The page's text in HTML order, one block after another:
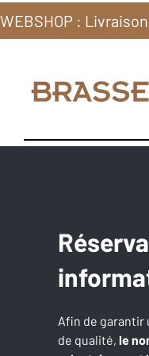
WEBSHOP :
Afin de garantir
de qualité, le